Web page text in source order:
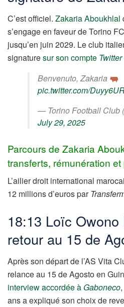
C’est officiel. Zakaria Aboukhlal
s’engage en faveur de Torino
jusqu’en juin 2029. Le club
signaturesur son compte Twitter
Benvenuto, Zakaria
pic.twitter.com/
— Torino Football Club
July 29, 2025
Parcours de Zakaria
transferts, rémunération et
L’ailier droit international
12 millions d’euros par
18:13 Loïc
retour au 15 de
Après son départ de l’AS Vita
relance au 15 de Agosto en
interview accordée à Gaboneco
ans a expliqué son choix de